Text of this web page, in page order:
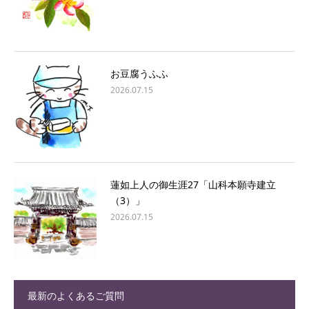
お豆腐うふふ
2026.07.15
蓮如上人の御生涯27「山科本願寺建立
（3）」
2026.07.15
最新のよくあるご質問